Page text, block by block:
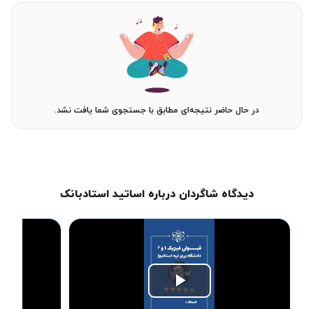
در حال حاضر نتیجه‌ای مطابق با جستجوی شما یافت نشد.
دیدگاه شاگردان درباره اساتید استادبانک
Play